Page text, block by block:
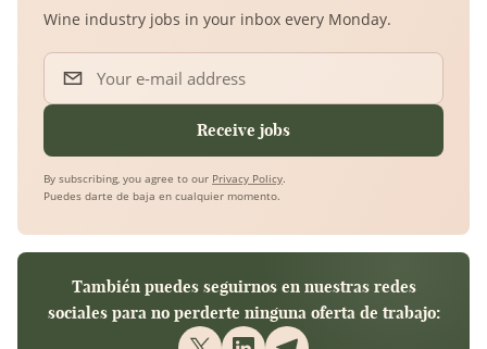
Wine industry jobs in your inbox every Monday.
Your e-mail address
Receive jobs
By subscribing, you agree to our Privacy Policy.
Puedes darte de baja en cualquier momento.
También puedes seguirnos en nuestras redes
sociales para no perderte ninguna oferta de trabajo: